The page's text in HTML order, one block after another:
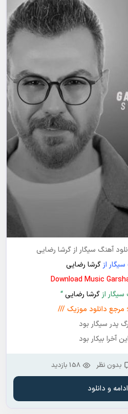
آهنگ سیگار از گرشا رضایی
ازگرشا رضایی
Download Music
ازگرشا رضایی“
مرجع دانلود موزیک ///
پدر سیگار بود
آخرا بیکار بود
بدون نظر 158 بازدید
ادامه و دانلود